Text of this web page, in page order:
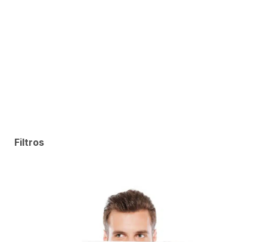
Filtros